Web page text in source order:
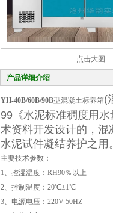
点击大图
产品详细介绍
YH-40B/60B/90B型混凝土标养箱(
99《水泥标准稠度用
术资料开发设计的，
水泥试件凝结养护之用
主要技术参数：
1、控湿温度：RH90％以上
2、控制温度：20℃±1℃
3、电源电压：220V 50HZ